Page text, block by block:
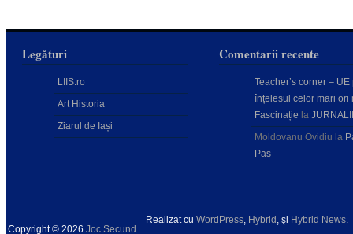
Legături
LIIS.ro
Art Historia
Ziarul de Iași
Comentarii recente
Teacher’s corner – UE
înțelesul celor mari ori
Fascinație la
Moldovanu Ovidiu la
Pas
Copyright © 2026 Joc Secund .
Realizat cu WordPress, Hybrid , şi Hybrid News.